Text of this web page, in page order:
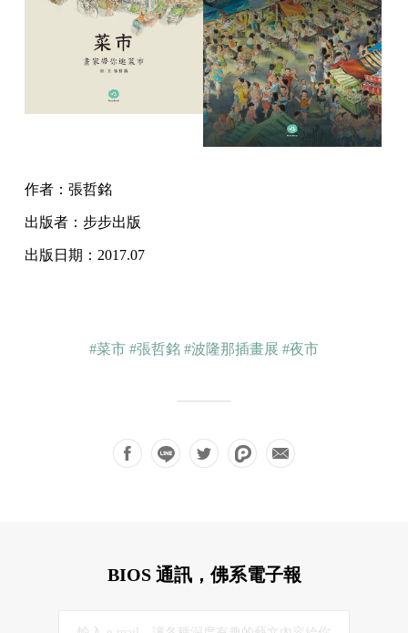
作者：張哲銘
出版者：步步出版
出版日期：2017.07
#菜市 #張哲銘 #波隆那插畫展 #夜市
BIOS 通訊，佛系電子報